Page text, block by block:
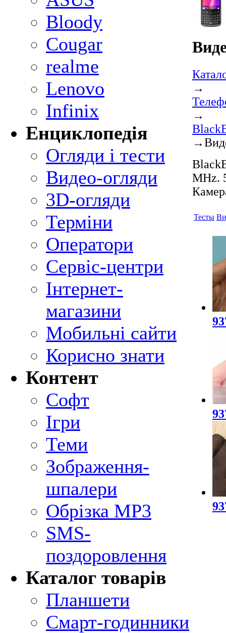
Bloody
Cougar
realme
Lenovo
Infinix
Енциклопедія
Огляди і тести
Видео-огляди
3D-огляди
Терміни
Оператори
Сервіс-центри
Інтернет-
магазини
Мобильні сайти
Корисно знати
Контент
Софт
Ігри
Теми
Зображення-
шпалери
Обрізка MP3
SMS-
поздоровлення
Каталог товарів
Планшети
Смарт-годинники
→
→
→
MHz.
Тесты